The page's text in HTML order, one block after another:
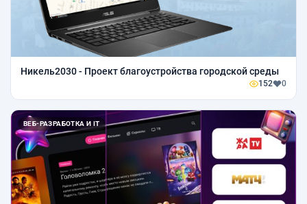
Никель2030 - Проект благоустройства городской среды
152 0
ВЕБ-РАЗРАБОТКА И IT